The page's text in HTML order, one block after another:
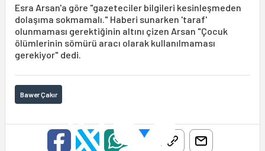
Esra Arsan'a göre "gazeteciler bilgileri kesinleşmeden
dolaşıma sokmamalı." Haberi sunarken 'taraf'
olunmaması gerektiğinin altını çizen Arsan "Çocuk
ölümlerinin sömürü aracı olarak kullanılmaması
gerekiyor" dedi.
Bawer Çakır